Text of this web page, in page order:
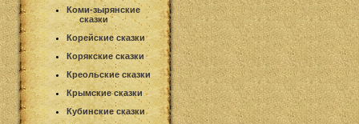
Коми-зырянские
сказки
Корейские сказки
Корякские сказки
Креольские сказки
Крымские сказки
Кубинские сказки